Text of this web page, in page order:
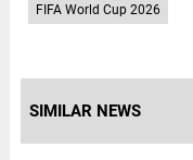
FIFA World Cup 2026
SIMILAR NEWS